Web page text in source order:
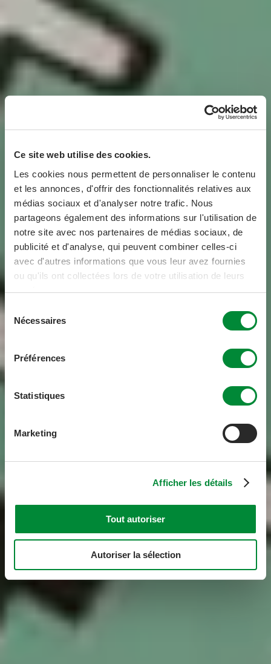
Ce site web utilise des cookies.
Les cookies nous permettent de personnaliser le contenu
et les annonces, d'offrir des fonctionnalités relatives aux
médias sociaux et d'analyser notre trafic. Nous
partageons également des informations sur l'utilisation de
notre site avec nos partenaires de médias sociaux, de
publicité et d'analyse, qui peuvent combiner celles-ci
avec d'autres informations que vous leur avez fournies
ou qu'ils ont collectées lors de votre utilisation de leurs
services.
Sélection
Nécessaires
Préférences
Statistiques
Marketing
Afficher les détails
Tout autoriser
Autoriser la sélection